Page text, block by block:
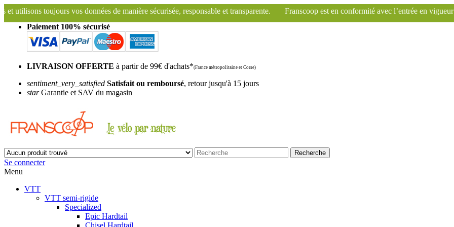
de manière sécurisée, responsable et transparente.
Franscoop est en conformité avec l’entrée en vigueur des nouvelles lois
Paiement 100% sécurisé
LIVRAISON OFFERTE à partir de 99€ d'achats*(France métropolitaine et Corse)
sentiment_very_satisfied Satisfait ou remboursé, retour jusqu'à 15 jours
starGarantie et SAV du magasin
Recherche
Se connecter
Menu
VTT
VTT semi-rigide
Specialized
Epic Hardtail
Chisel Hardtail